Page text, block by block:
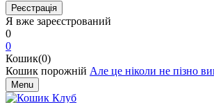
Я вже зареєстрований
0
0
Кошик(0)
Кошик порожній Але це ніколи не пізно
Menu